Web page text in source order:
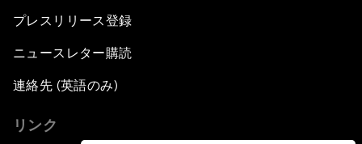
プレスリリース登録
ニュースレター購読
連絡先 (英語のみ)
リンク